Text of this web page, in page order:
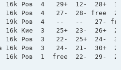
16k Ров  4   29+  12-
16k Ров  4   27-  28-
19k Ров  4   --   --
16k Кие  3   25+  23-
16k Ров  3   22-  25+
16k Ров  3   24-  21-
16k Ров  1  free  22-